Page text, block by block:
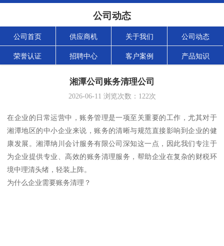
公司动态
公司首页 供应商机 关于我们 公司动态
荣誉认证 招聘中心 客户案例 产品知识
湘潭公司账务清理公司
2026-06-11 浏览次数： 122次
在企业的日常运营中，账务管理是一项至关重要的工作，尤其对于
湘潭地区的中小企业来说，账务的清晰与规范直接影响到企业的健
康发展。湘潭纳川会计服务有限公司深知这一点，因此我们专注于
为企业提供专业、高效的账务清理服务，帮助企业在复杂的财税环
境中理清头绪，轻装上阵。
为什么企业需要账务清理？